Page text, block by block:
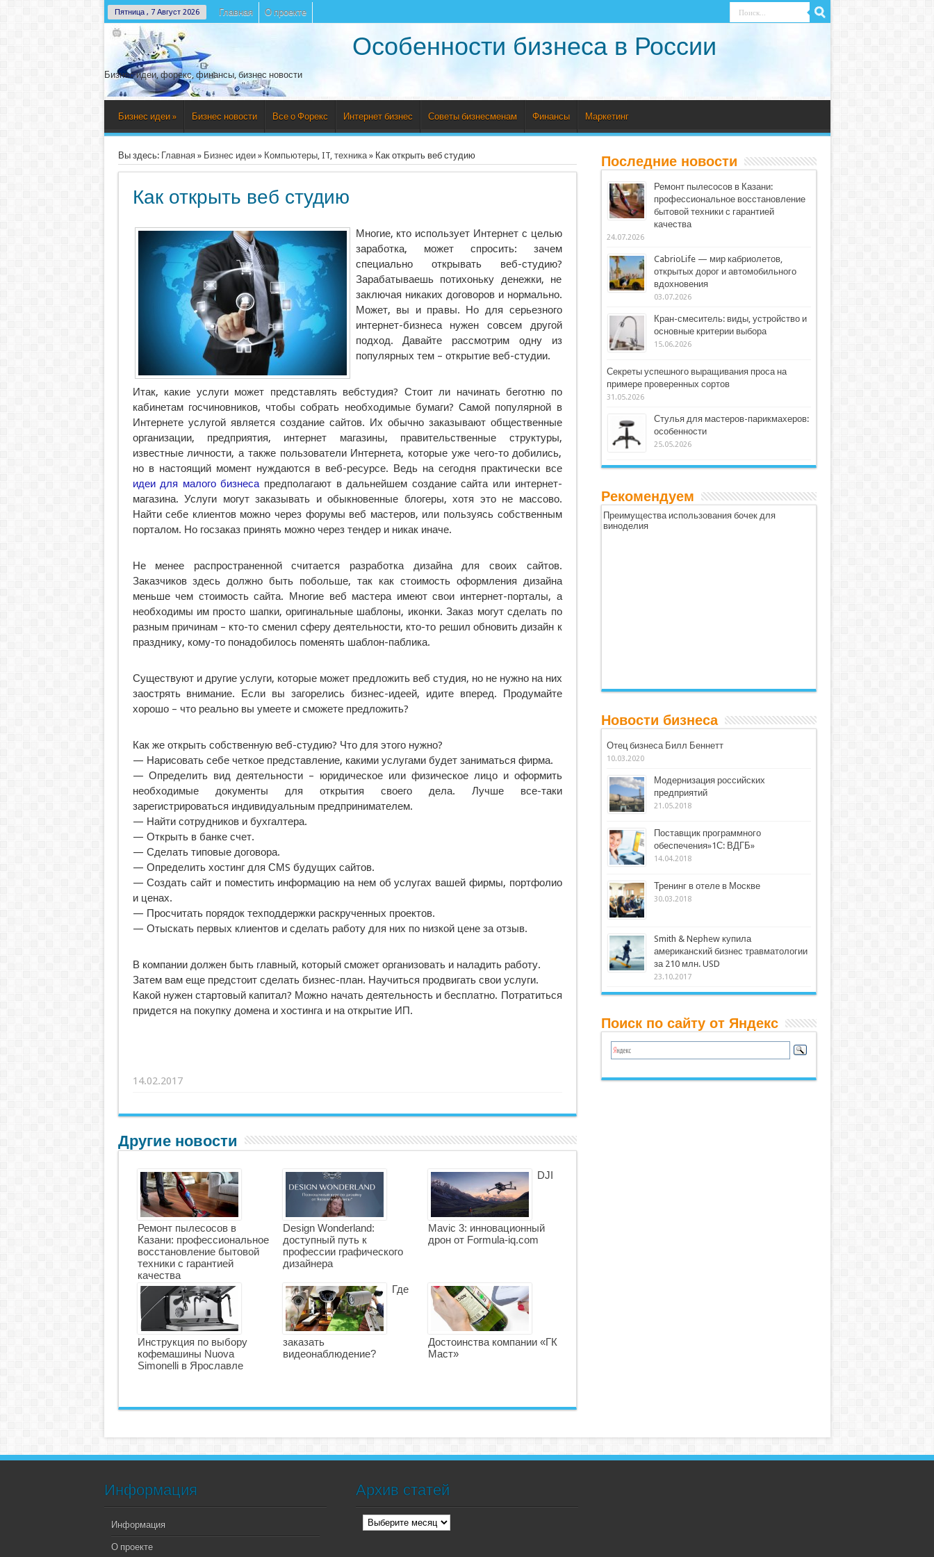
Пятница , 7 Август 2026 Главная О проекте
Особенности бизнеса в России
Бизнес идеи, форекс, финансы, бизнес новости
Бизнес идеи » Бизнес новости Все о Форекс Интернет бизнес Советы бизнесменам Финансы Маркетинг
Вы здесь: Главная» Бизнес идеи» Компьютеры, IT, техника» Как открыть веб студию
Как открыть веб студию
Многие, кто использует Интернет с целью
заработка, может спросить: зачем
специально открывать веб-студию?
Зарабатываешь потихоньку денежки, не
заключая никаких договоров и нормально.
Может, вы и правы. Но для серьезного
интернет-бизнеса нужен совсем другой
подход. Давайте рассмотрим одну из
популярных тем – открытие веб-студии.
Итак, какие услуги может представлять вебстудия? Стоит ли начинать беготню по
кабинетам госчиновников, чтобы собрать необходимые бумаги? Самой популярной в
Интернете услугой является создание сайтов. Их обычно заказывают общественные
организации, предприятия, интернет магазины, правительственные структуры,
известные личности, а также пользователи Интернета, которые уже чего-то добились,
но в настоящий момент нуждаются в веб-ресурсе. Ведь на сегодня практически все
идеи для малого бизнесапредполагают в дальнейшем создание сайта или интернет-
магазина. Услуги могут заказывать и обыкновенные блогеры, хотя это не массово.
Найти себе клиентов можно через форумы веб мастеров, или пользуясь собственным
порталом. Но госзаказ принять можно через тендер и никак иначе.
Не менее распространенной считается разработка дизайна для своих сайтов.
Заказчиков здесь должно быть побольше, так как стоимость оформления дизайна
меньше чем стоимость сайта. Многие веб мастера имеют свои интернет-порталы, а
необходимы им просто шапки, оригинальные шаблоны, иконки. Заказ могут сделать по
разным причинам – кто-то сменил сферу деятельности, кто-то решил обновить дизайн к
празднику, кому-то понадобилось поменять шаблон-паблика.
Существуют и другие услуги, которые может предложить веб студия, но не нужно на них
заострять внимание. Если вы загорелись бизнес-идеей, идите вперед. Продумайте
хорошо – что реально вы умеете и сможете предложить?
Как же открыть собственную веб-студию? Что для этого нужно?
— Нарисовать себе четкое представление, какими услугами будет заниматься фирма.
— Определить вид деятельности – юридическое или физическое лицо и оформить
необходимые документы для открытия своего дела. Лучше все-таки
зарегистрироваться индивидуальным предпринимателем.
— Найти сотрудников и бухгалтера.
— Открыть в банке счет.
— Сделать типовые договора.
— Определить хостинг для СМS будущих сайтов.
— Создать сайт и поместить информацию на нем об услугах вашей фирмы, портфолио
и ценах.
— Просчитать порядок техподдержки раскрученных проектов.
— Отыскать первых клиентов и сделать работу для них по низкой цене за отзыв.
В компании должен быть главный, который сможет организовать и наладить работу.
Затем вам еще предстоит сделать бизнес-план. Научиться продвигать свои услуги.
Какой нужен стартовый капитал? Можно начать деятельность и бесплатно. Потратиться
придется на покупку домена и хостинга и на открытие ИП.
14.02.2017
Другие новости
Ремонт пылесосов в
Казани: профессиональное
восстановление бытовой
техники с гарантией
качества
Design Wonderland:
доступный путь к
профессии графического
дизайнера
DJI
Mavic 3: инновационный
дрон от Formula-iq.com
Инструкция по выбору
кофемашины Nuova
Simonelli в Ярославле
Где
заказать
видеонаблюдение?
Достоинства компании «ГК
Маст»
Последние новости
Ремонт пылесосов в Казани:
профессиональное восстановление
бытовой техники с гарантией
качества
24.07.2026
CabrioLife — мир кабриолетов,
открытых дорог и автомобильного
вдохновения
03.07.2026
Кран-смеситель: виды, устройство и
основные критерии выбора
15.06.2026
Секреты успешного выращивания проса на
примере проверенных сортов
31.05.2026
Стулья для мастеров-парикмахеров:
особенности
25.05.2026
Рекомендуем
Преимущества использования бочек для
виноделия
Новости бизнеса
Отец бизнеса Билл Беннетт
10.03.2020
Модернизация российских
предприятий
21.05.2018
Поставщик программного
обеспечения»1С: ВДГБ»
14.04.2018
Тренинг в отеле в Москве
30.03.2018
Smith & Nephew купила
американский бизнес травматологии
за 210 млн. USD
23.10.2017
Поиск по сайту от Яндекс
Информация
Информация
О проекте
Архив статей
Архив
статей